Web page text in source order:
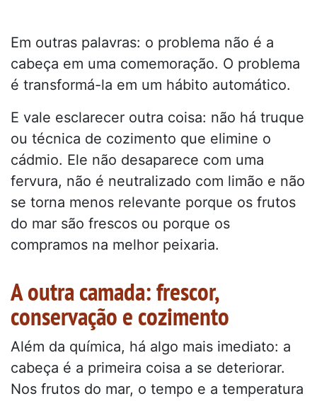
Em outras palavras: o problema não é a
cabeça em uma comemoração. O problema
é transformá-la em um hábito automático.
E vale esclarecer outra coisa: não há truque
ou técnica de cozimento que elimine o
cádmio. Ele não desaparece com uma
fervura, não é neutralizado com limão e não
se torna menos relevante porque os frutos
do mar são frescos ou porque os
compramos na melhor peixaria.
A outra camada: frescor,
conservação e cozimento
Além da química, há algo mais imediato: a
cabeça é a primeira coisa a se deteriorar.
Nos frutos do mar, o tempo e a temperatura